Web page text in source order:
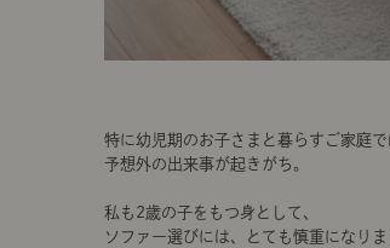
特に幼児期のお子さまと暮らすご家庭で
予想外の出来事が起きがち。
私も2歳の子をもつ身として、
ソファー選びには、とても慎重になりま